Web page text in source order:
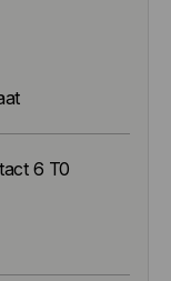
6 T0